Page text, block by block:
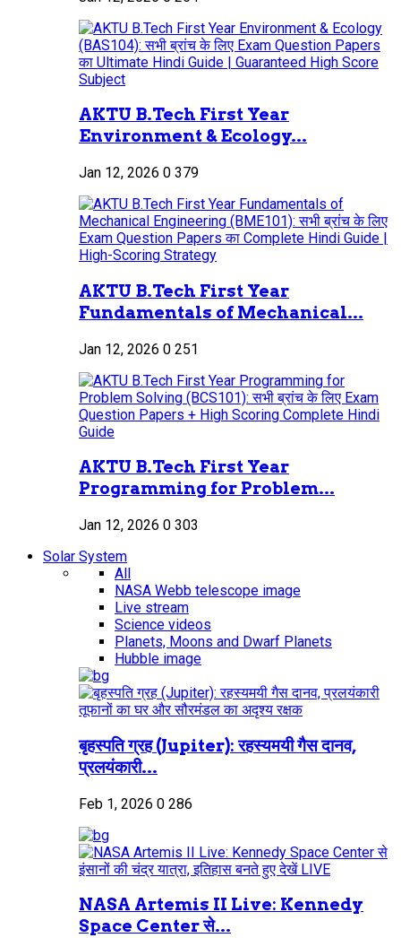
AKTU B.Tech First Year
Environment & Ecology...
Jan 12, 2026 0 379
AKTU B.Tech First Year
Fundamentals of Mechanical...
Jan 12, 2026 0 251
AKTU B.Tech First Year
Programming for Problem...
Jan 12, 2026 0 303
Solar System
All
NASA Webb telescope image
Live stream
Science videos
Planets, Moons and Dwarf Planets
Hubble image
बृहस्पति ग्रह (Jupiter): रहस्यमयी गैस दानव,
प्रलयंकारी...
Feb 1, 2026 0 286
NASA Artemis II Live: Kennedy
Space Center से...